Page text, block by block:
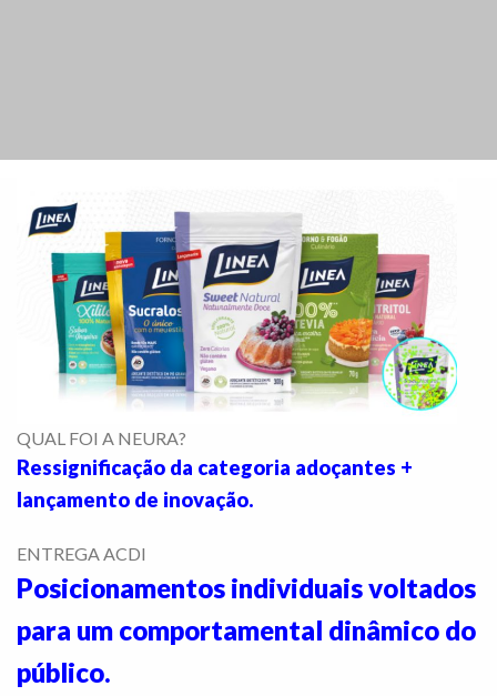
QUAL FOI A NEURA?
Ressignificação da categoria adoçantes +
lançamento de inovação.
ENTREGA ACDI
Posicionamentos individuais voltados
para um comportamental dinâmico do
público.